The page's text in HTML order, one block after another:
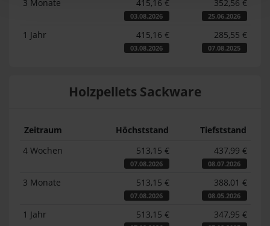
3 Monate 415,16 €
03.08.2026
352,56 €
25.06.2026
1 Jahr 415,16 €
03.08.2026
285,55 €
07.08.2025
Holzpellets Sackware
Zeitraum Höchststand
Tiefststand
4 Wochen
513,15 €
07.08.2026
437,99 €
08.07.2026
3 Monate 513,15 €
07.08.2026
388,01 €
08.05.2026
1 Jahr 513,15 € 347,95 €